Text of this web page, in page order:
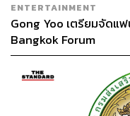
ENTERTAINMENT
Gong Yoo เตรียมจัดแ
Bangkok Forum